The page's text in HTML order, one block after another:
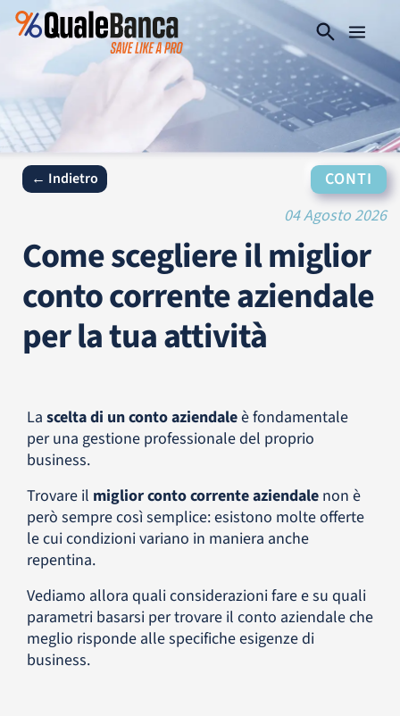
← Indietro
CONTI
04 Agosto 2026
Come scegliere il miglior
conto corrente aziendale
per la tua attività
La scelta di un conto aziendaleè fondamentale
per una gestione professionale del proprio
business.
Trovare il miglior conto corrente aziendale non è
però sempre così semplice: esistono molte offerte
le cui condizioni variano in maniera anche
repentina.
Vediamo allora quali considerazioni fare e su quali
parametri basarsi per trovare il conto aziendale che
meglio risponde alle specifiche esigenze di
business.